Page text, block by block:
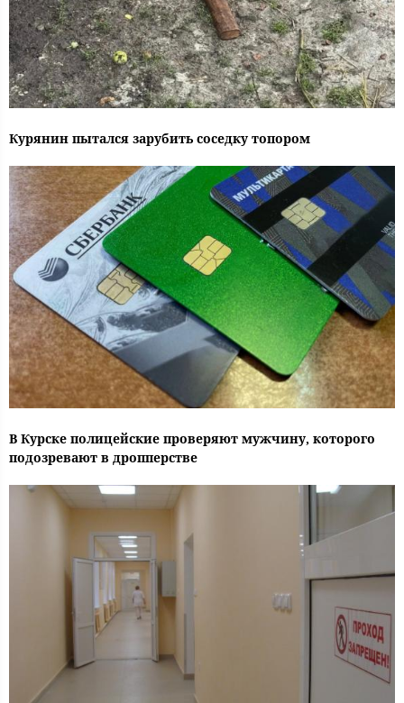
Курянин пытался зарубить соседку топором
В Курске полицейские проверяют мужчину, которого
подозревают в дропперстве